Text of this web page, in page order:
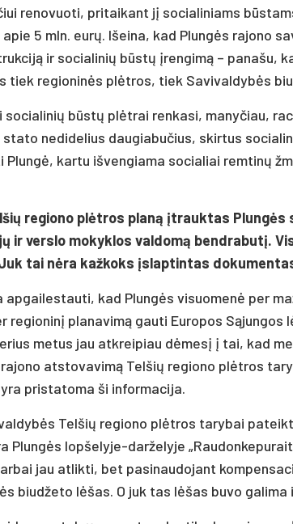
renovuoti, pritaikant jį socialiniams
5 mln. eurų. Išeina, kad Plungės rajono
ir socialinių būstų įrengimą – panašu,
tiek regioninės plėtros, tiek Savivaldybės
būstų plėtrai renkasi, manyčiau,
nedidelius daugiabučius, skirtus
Plungė, kartu išvengiama socialiai remtinų
regiono plėtros planą įtrauktas
ir verslo mokyklos valdomą bendrabutį.
tai nėra kažkoks įslaptintas
apgailestauti, kad Plungės visuomenė per
regioninį planavimą gauti Europos
metus jau atkreipiau dėmesį į tai, kad
atstovavimą Telšių regiono plėtros
pristatoma ši informacija.
Telšių regiono plėtros tarybai
lopšelyje-darželyje
jau atlikti, bet pasinaudojant
biudžeto lėšas. O juk tas lėšas buvo